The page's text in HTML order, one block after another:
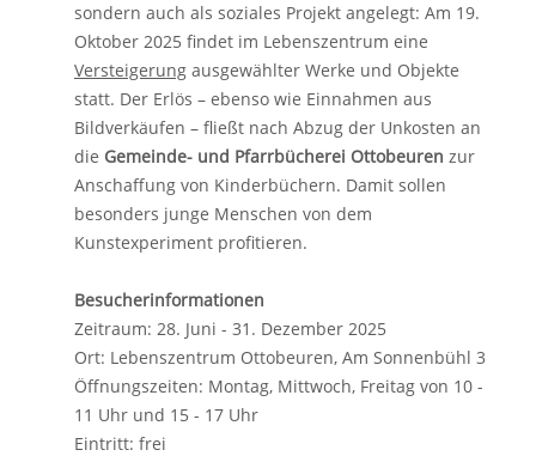
sondern auch als soziales Projekt angelegt: Am 19.
Oktober 2025 findet im Lebenszentrum eine
Versteigerung ausgewählter Werke und Objekte
statt. Der Erlös – ebenso wie Einnahmen aus
Bildverkäufen – fließt nach Abzug der Unkosten an
die Gemeinde- und Pfarrbücherei Ottobeuren zur
Anschaffung von Kinderbüchern. Damit sollen
besonders junge Menschen von dem
Kunstexperiment profitieren.
Besucherinformationen
Zeitraum: 28. Juni - 31. Dezember 2025
Ort: Lebenszentrum Ottobeuren, Am Sonnenbühl 3
Öffnungszeiten: Montag, Mittwoch, Freitag von 10 -
11 Uhr und 15 - 17 Uhr
Eintritt: frei